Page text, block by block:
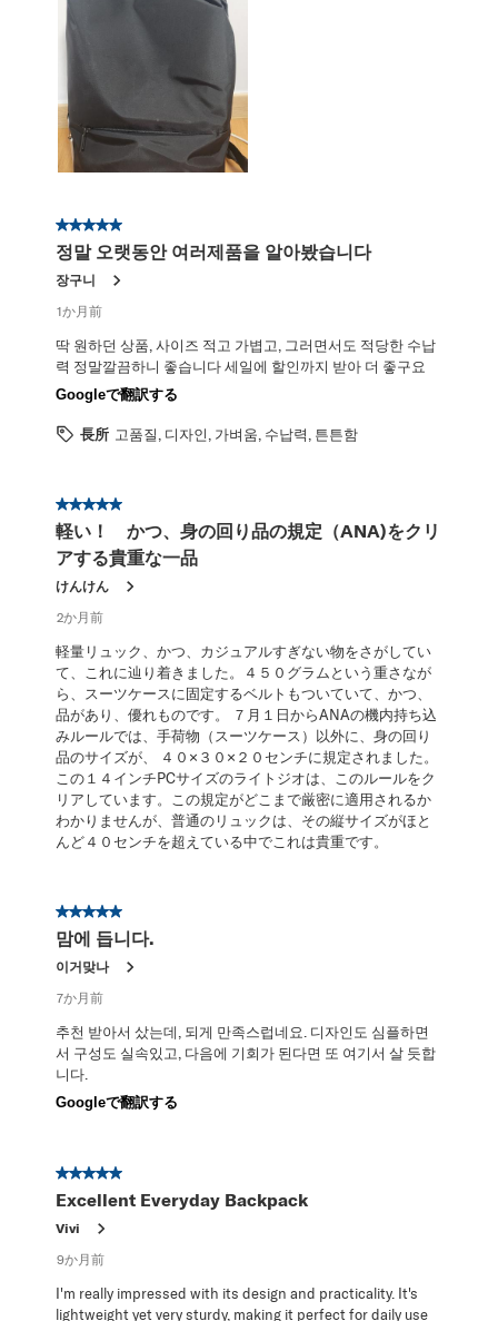
星5／5個です。
정말 오랫동안 여러제품을 알아봤습니다
장구니
1か月前
딱 원하던 상품, 사이즈 적고 가볍고, 그러면서도 적당한 수납
력 정말깔끔하니 좋습니다 세일에 할인까지 받아 더 좋구요
Googleで翻訳する
長所 고품질, 디자인, 가벼움, 수납력, 튼튼함
星5／5個です。
軽い！ かつ、身の回り品の規定（ANA)をクリ
アする貴重な一品
けんけん
2か月前
軽量リュック、かつ、カジュアルすぎない物をさがしてい
て、これに辿り着きました。４５０グラムという重さなが
ら、スーツケースに固定するベルトもついていて、かつ、
品があり、優れものです。 ７月１日からANAの機内持ち込
みルールでは、手荷物（スーツケース）以外に、身の回り
品のサイズが、 ４０×３０×２０センチに規定されました。
この１４インチPCサイズのライトジオは、このルールをク
リアしています。この規定がどこまで厳密に適用されるか
わかりませんが、普通のリュックは、その縦サイズがほと
んど４０センチを超えている中でこれは貴重です。
星5／5個です。
맘에 듭니다.
이거맞나
7か月前
추천 받아서 샀는데, 되게 만족스럽네요. 디자인도 심플하면
서 구성도 실속있고, 다음에 기회가 된다면 또 여기서 살 듯합
니다.
Googleで翻訳する
星5／5個です。
Excellent Everyday Backpack
Vivi
9か月前
I'm really impressed with its design and practicality. It's
lightweight yet very sturdy, making it perfect for daily use